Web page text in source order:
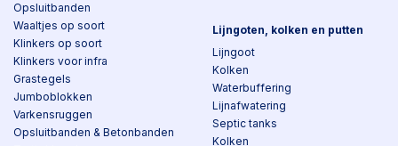
Opsluitbanden
Waaltjes op soort
Klinkers op soort
Klinkers voor infra
Grastegels
Jumboblokken
Varkensruggen
Opsluitbanden & Betonbanden
Lijngoten, kolken en putten
Lijngoot
Kolken
Waterbuffering
Lijnafwatering
Septic tanks
Kolken